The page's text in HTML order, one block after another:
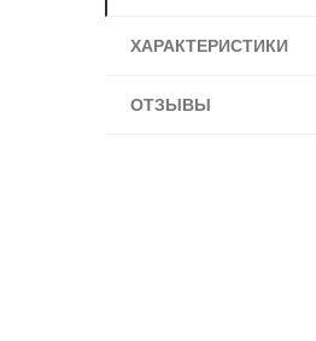
ХАРАКТЕРИСТИКИ
ОТЗЫВЫ